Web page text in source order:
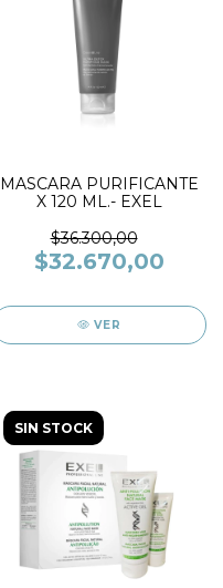
MASCARA PURIFICANTE
X 120 ML.- EXEL
$36.300,00
$32.670,00
VER
SIN STOCK